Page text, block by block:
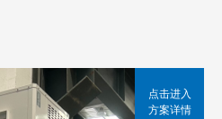
点击进入
方案详情